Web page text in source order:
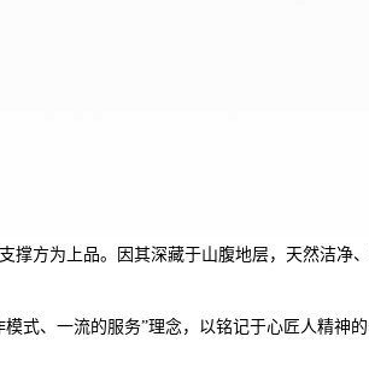
方为上品。因其深藏于山腹地层，天然洁净
式、一流的服务”理念，以铭记于心匠人精神